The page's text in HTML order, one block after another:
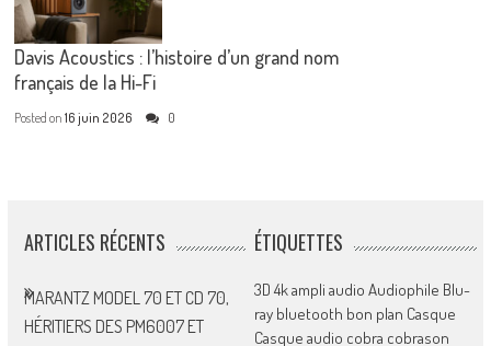
Davis Acoustics : l’histoire d’un grand nom
français de la Hi-Fi
Posted on16 juin 2026 0
ARTICLES RÉCENTS
MARANTZ MODEL 70 ET CD 70,
HÉRITIERS DES PM6007 ET
ÉTIQUETTES
3D 4kampli audio Audiophile Blu-
ray bluetooth bon plan Casque
Casque audio cobra cobrason